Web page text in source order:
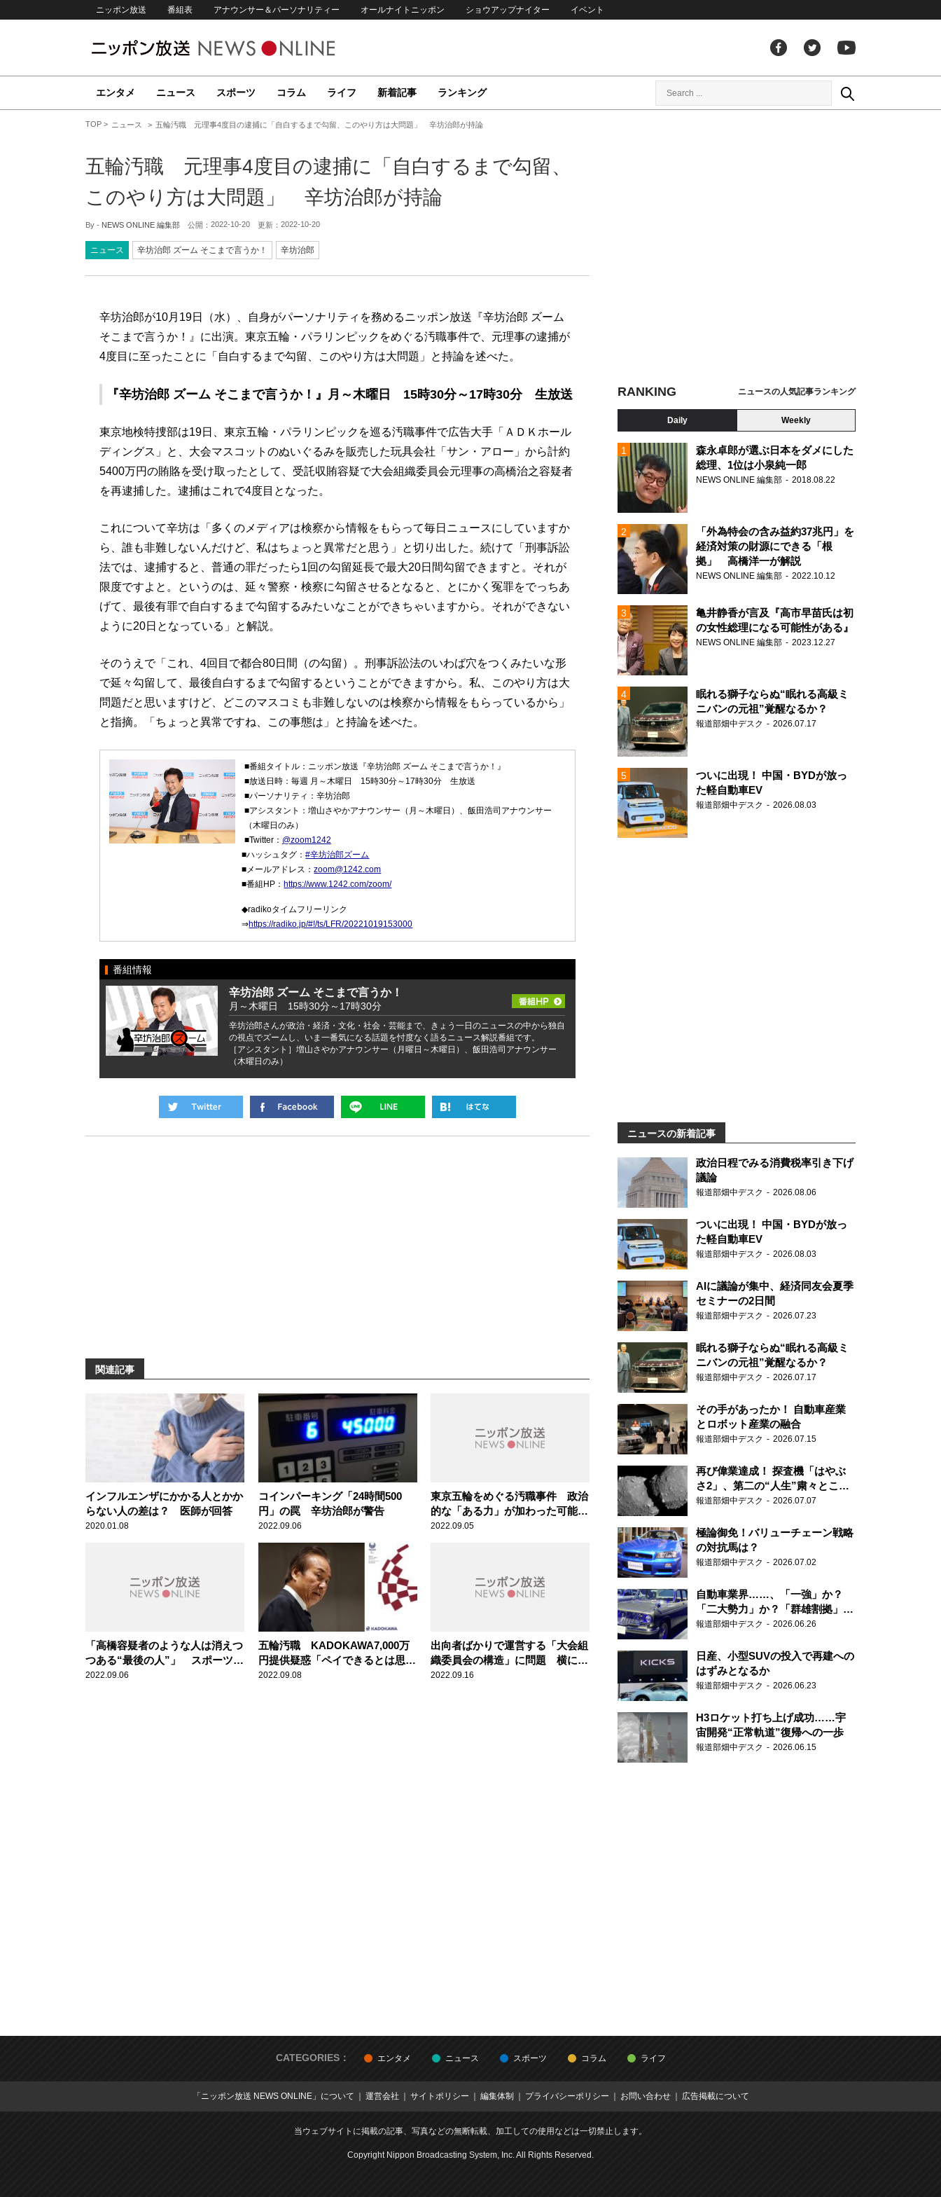
ニッポン放送 番組表 アナウンサー＆パーソナリティー オールナイトニッポン ショウアップナイター イベント
エンタメ ニュース スポーツ コラム ライフ 新着記事 ランキング
TOP ニュース 五輪汚職 元理事4度目の逮捕に「自白するまで勾留、このやり方は大問題」 辛坊治郎が持論
五輪汚職 元理事4度目の逮捕に「自白するまで勾留、
このやり方は大問題」 辛坊治郎が持論
By - NEWS ONLINE 編集部 公開： 2022-10-20 更新： 2022-10-20
ニュース 辛坊治郎 ズーム そこまで言うか！ 辛坊治郎
辛坊治郎が10月19日（水）、自身がパーソナリティを務めるニッポン放送『辛坊治郎 ズーム
そこまで言うか！』に出演。東京五輪・パラリンピックをめぐる汚職事件で、元理事の逮捕が
4度目に至ったことに「自白するまで勾留、このやり方は大問題」と持論を述べた。
『辛坊治郎 ズーム そこまで言うか！』月～木曜日 15時30分～17時30分 生放送
東京地検特捜部は19日、東京五輪・パラリンピックを巡る汚職事件で広告大手「ＡＤＫホール
ディングス」と、大会マスコットのぬいぐるみを販売した玩具会社「サン・アロー」から計約
5400万円の賄賂を受け取ったとして、受託収賄容疑で大会組織委員会元理事の高橋治之容疑者
を再逮捕した。逮捕はこれで4度目となった。
これについて辛坊は「多くのメディアは検察から情報をもらって毎日ニュースにしていますか
ら、誰も非難しないんだけど、私はちょっと異常だと思う」と切り出した。続けて「刑事訴訟
法では、逮捕すると、普通の罪だったら1回の勾留延長で最大20日間勾留できますと。それが
限度ですよと。というのは、延々警察・検察に勾留させるとなると、とにかく冤罪をでっちあ
げて、最後有罪で自白するまで勾留するみたいなことができちゃいますから。それができない
ように20日となっている」と解説。
そのうえで「これ、4回目で都合80日間（の勾留）。刑事訴訟法のいわば穴をつくみたいな形
で延々勾留して、最後自白するまで勾留するということができますから。私、このやり方は大
問題だと思いますけど、どこのマスコミも非難しないのは検察から情報をもらっているから」
と指摘。「ちょっと異常ですね、この事態は」と持論を述べた。
■番組タイトル：ニッポン放送『辛坊治郎 ズーム そこまで言うか！』
■放送日時：毎週 月～木曜日 15時30分～17時30分 生放送
■パーソナリティ：辛坊治郎
■アシスタント：増山さやかアナウンサー（月～木曜日）、飯田浩司アナウンサー
（木曜日のみ）
■Twitter： @zoom1242
■ハッシュタグ：#辛坊治郎ズーム
■メールアドレス：zoom@1242.com
■番組HP：https://www.1242.com/zoom/
◆radikoタイムフリーリンク
⇒https://radiko.jp/#!/ts/LFR/20221019153000
番組情報
辛坊治郎 ズーム そこまで言うか！
月～木曜日 15時30分～17時30分
辛坊治郎さんが政治・経済・文化・社会・芸能まで、きょう一日のニュースの中から独自
の視点でズームし、いま一番気になる話題を忖度なく語るニュース解説番組です。
［アシスタント］増山さやかアナウンサー（月曜日～木曜日）、飯田浩司アナウンサー
（木曜日のみ）
関連記事
インフルエンザにかかる人とかか
らない人の差は？ 医師が回答
2020.01.08
コインパーキング「24時間500
円」の罠 辛坊治郎が警告
2022.09.06
東京五輪をめぐる汚職事件 政治
的な「ある力」が加わった可能性
も
2022.09.05
「高橋容疑者のような人は消えつ
つある“最後の人”」 スポーツビ
ジネスと五輪汚職事件をスポーツ
2022.09.06
五輪汚職 KADOKAWA7,000万
円提供疑惑「ペイできるとは思え
ない」新潮社・中瀬ゆかりが持論
2022.09.08
出向者ばかりで運営する「大会組
織委員会の構造」に問題 横に広
がる五輪汚職事件
2022.09.16
RANKING ニュースの人気記事ランキング
Daily Weekly
森永卓郎が選ぶ日本をダメにした
総理、1位は小泉純一郎
NEWS ONLINE 編集部 2018.08.22
「外為特会の含み益約37兆円」を
経済対策の財源にできる「根
拠」 高橋洋一が解説
NEWS ONLINE 編集部 2022.10.12
亀井静香が言及『高市早苗氏は初
の女性総理になる可能性がある』
NEWS ONLINE 編集部 2023.12.27
眠れる獅子ならぬ“眠れる高級ミ
ニバンの元祖”覚醒なるか？
報道部畑中デスク 2026.07.17
ついに出現！ 中国・BYDが放っ
た軽自動車EV
報道部畑中デスク 2026.08.03
ニュースの新着記事
政治日程でみる消費税率引き下げ
議論
報道部畑中デスク 2026.08.06
ついに出現！ 中国・BYDが放っ
た軽自動車EV
報道部畑中デスク 2026.08.03
AIに議論が集中、経済同友会夏季
セミナーの2日間
報道部畑中デスク 2026.07.23
眠れる獅子ならぬ“眠れる高級ミ
ニバンの元祖”覚醒なるか？
報道部畑中デスク 2026.07.17
その手があったか！ 自動車産業
とロボット産業の融合
報道部畑中デスク 2026.07.15
再び偉業達成！ 探査機「はやぶ
さ2」、第二の“人生”粛々とこな
す
報道部畑中デスク 2026.07.07
極論御免！バリューチェーン戦略
の対抗馬は？
報道部畑中デスク 2026.07.02
自動車業界……、「一強」か？
「二大勢力」か？「群雄割拠」
か？
報道部畑中デスク 2026.06.26
日産、小型SUVの投入で再建への
はずみとなるか
報道部畑中デスク 2026.06.23
H3ロケット打ち上げ成功……宇
宙開発“正常軌道”復帰への一歩
報道部畑中デスク 2026.06.15
CATEGORIES： エンタメ ニュース スポーツ コラム ライフ
「ニッポン放送 NEWS ONLINE」について 運営会社 サイトポリシー 編集体制 プライバシーポリシー お問い合わせ 広告掲載について
当ウェブサイトに掲載の記事、写真などの無断転載、加工しての使用などは一切禁止します。
Copyright Nippon Broadcasting System, Inc. All Rights Reserved.